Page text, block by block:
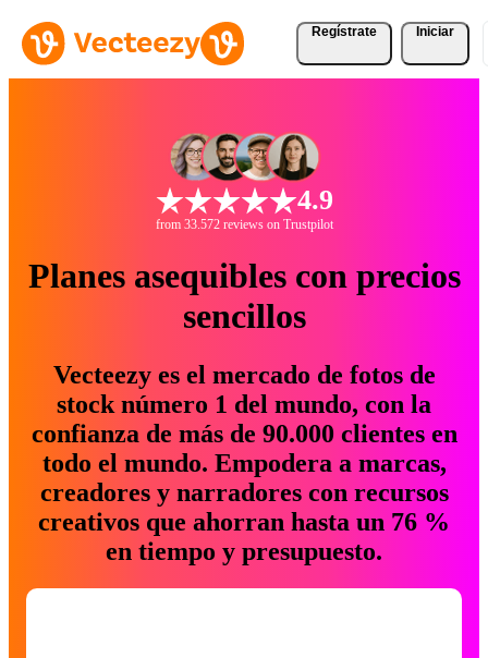
Regístrate Iniciar
4.9
from 33.572 reviews on Trustpilot
Planes asequibles con precios
sencillos
Vecteezy es el mercado de fotos de
stock número 1 del mundo, con la
confianza de más de 90.000 clientes en
todo el mundo. Empodera a marcas,
creadores y narradores con recursos
creativos que ahorran hasta un 76 %
en tiempo y presupuesto.